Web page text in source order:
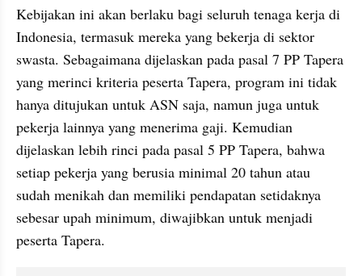
Kebijakan ini akan berlaku bagi seluruh tenaga kerja di
Indonesia, termasuk mereka yang bekerja di sektor
swasta. Sebagaimana dijelaskan pada pasal 7 PP Tapera
yang merinci kriteria peserta Tapera, program ini tidak
hanya ditujukan untuk ASN saja, namun juga untuk
pekerja lainnya yang menerima gaji. Kemudian
dijelaskan lebih rinci pada pasal 5 PP Tapera, bahwa
setiap pekerja yang berusia minimal 20 tahun atau
sudah menikah dan memiliki pendapatan setidaknya
sebesar upah minimum, diwajibkan untuk menjadi
peserta Tapera.